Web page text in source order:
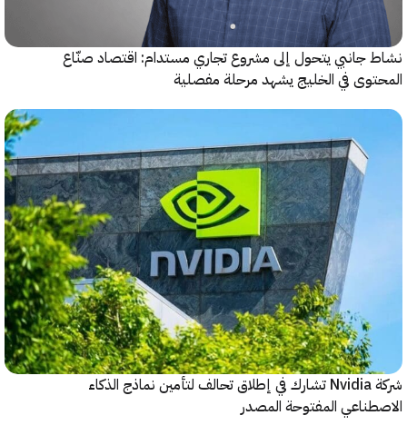
جانبي يتحول إلى مشروع تجاري مستدام: اقتصاد صنّاع
في الخليج يشهد مرحلة مفصلية
شركة Nvidia تشارك في إطلاق تحالف لتأمين نماذج الذكاء
المفتوحة المصدر